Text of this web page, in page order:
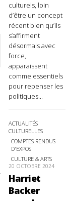
culturels, loin
d’être un concept
récent bien qu’ils
s’affirment
désormais avec
force,
apparaissent
comme essentiels
pour repenser les
politiques...
ACTUALITÉS
CULTURELLES
COMPTES RENDUS
D'EXPOS
CULTURE & ARTS
20 OCTOBRE 2024
Harriet
Backer